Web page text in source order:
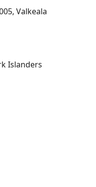
Valkeala
Islanders